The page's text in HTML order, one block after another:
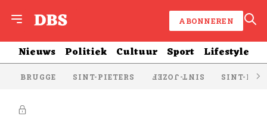
ABONNEREN
Nieuws Politiek Cultuur Sport Lifestyle
BRUGGE SINT-PIETERS SINT-JOZEF SINT-